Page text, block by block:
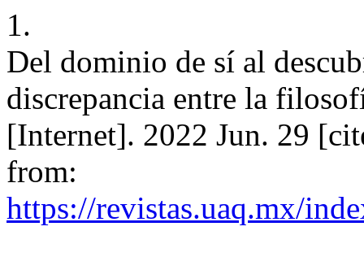
1.
Del dominio de sí al
discrepancia entre la
[Internet]. 2022 Jun. 29
from:
https://revistas.uaq.mx/